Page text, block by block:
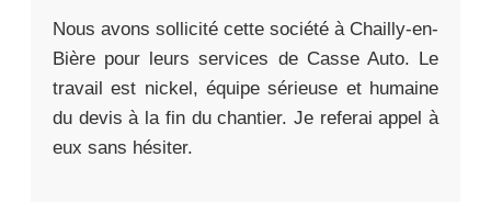
Nous avons sollicité cette société à Chailly-en-
Bière pour leurs services de Casse Auto. Le
travail est nickel, équipe sérieuse et humaine
du devis à la fin du chantier. Je referai appel à
eux sans hésiter.